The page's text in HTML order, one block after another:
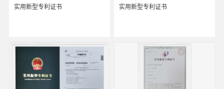
实用新型专利证书 实用新型专利证书